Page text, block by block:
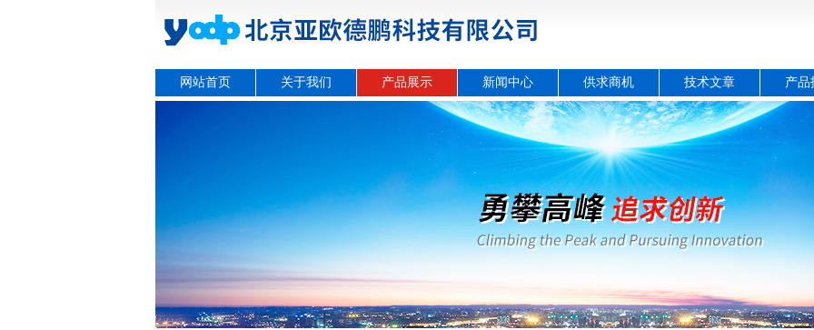
网站首页 关于我们 产品展示 新闻中心 供求商机 技术文章 产品